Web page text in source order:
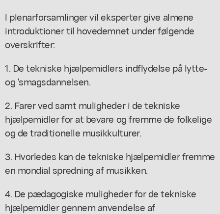
l plenarforsamlinger vil eksperter give almene
introduktioner til hovedemnet under følgende
overskrifter:
1. De tekniske hjælpemidlers indflydelse på lytte-
og 'smagsdannelsen.
2. Farer ved samt muligheder i de tekniske
hjælpemidler for at bevare og fremme de folkelige
og de traditionelle musikkulturer.
3. Hvorledes kan de tekniske hjælpemidler fremme
en mondial spredning af musikken.
4. De pædagogiske muligheder for de tekniske
hjælpemidler gennem anvendelse af